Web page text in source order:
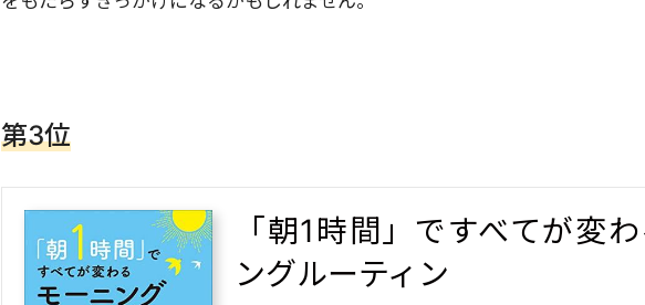
第3位
「朝1時間」ですべてが変
ングルーティン